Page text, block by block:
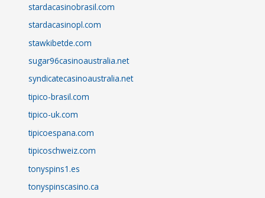
stardacasinobrasil.com
stardacasinopl.com
stawkibetde.com
sugar96casinoaustralia.net
syndicatecasinoaustralia.net
tipico-brasil.com
tipico-uk.com
tipicoespana.com
tipicoschweiz.com
tonyspins1.es
tonyspinscasino.ca